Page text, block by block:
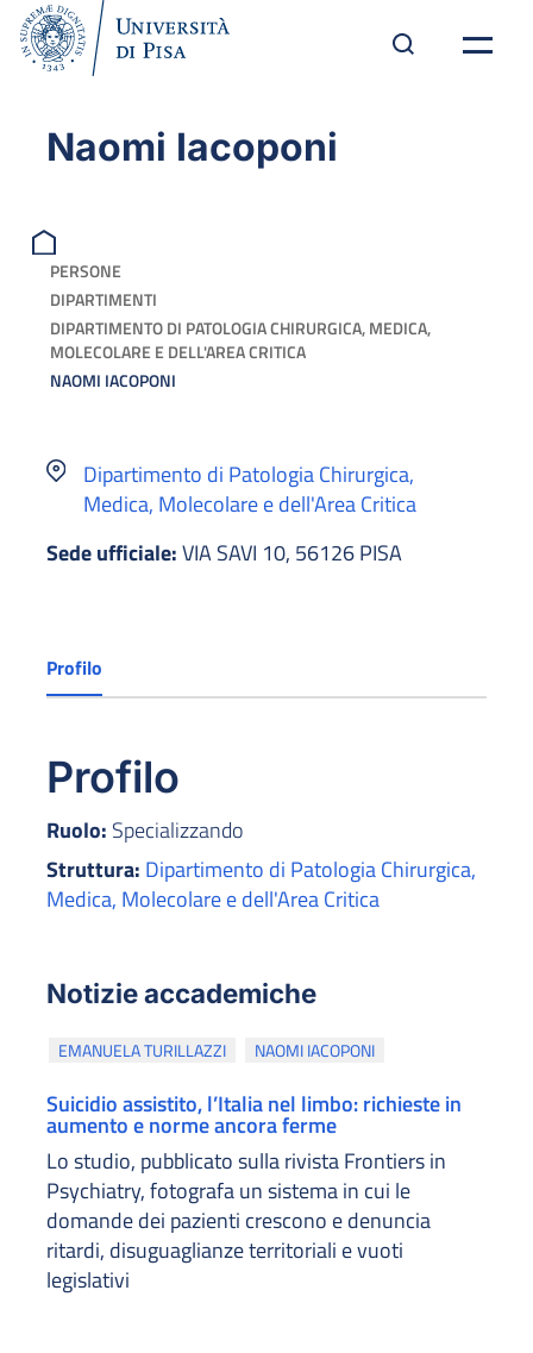
Naomi Iacoponi
PERSONE
DIPARTIMENTI
DIPARTIMENTO DI PATOLOGIA CHIRURGICA, MEDICA,
MOLECOLARE E DELL'AREA CRITICA
NAOMI IACOPONI
Dipartimento di Patologia Chirurgica,
Medica, Molecolare e dell'Area Critica
Sede ufficiale:VIA SAVI 10, 56126 PISA
Profilo
Profilo
Ruolo: Specializzando
Struttura: Dipartimento di Patologia Chirurgica,
Medica, Molecolare e dell'Area Critica
Notizie accademiche
EMANUELA TURILLAZZI NAOMI IACOPONI
Suicidio assistito, l’Italia nel limbo: richieste in
aumento e norme ancora ferme
Lo studio, pubblicato sulla rivista Frontiers in
Psychiatry, fotografa un sistema in cui le
domande dei pazienti crescono e denuncia
ritardi, disuguaglianze territoriali e vuoti
legislativi